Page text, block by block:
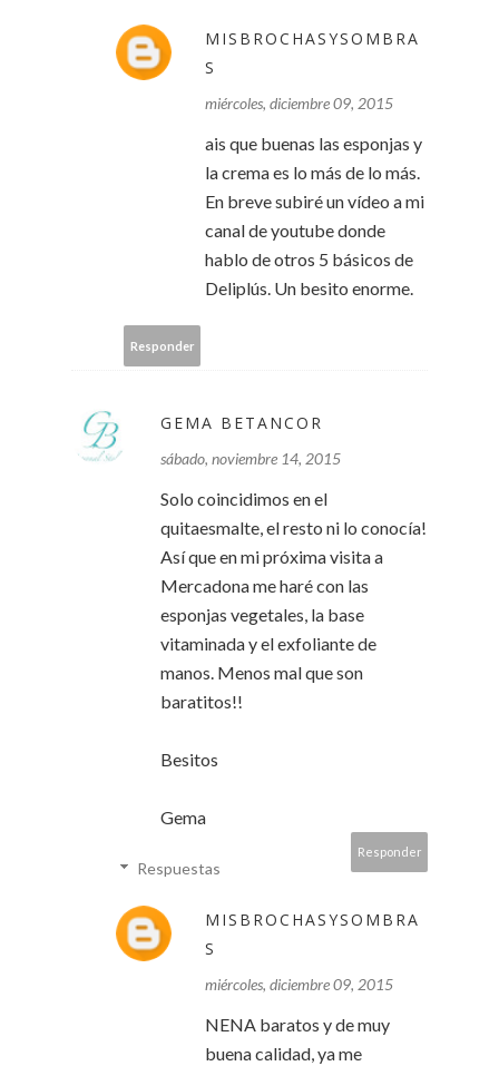
MISBROCHASYSOMBRA
S
miércoles, diciembre 09, 2015
ais que buenas las esponjas y
la crema es lo más de lo más.
En breve subiré un vídeo a mi
canal de youtube donde
hablo de otros 5 básicos de
Deliplús. Un besito enorme.
Responder
GEMA BETANCOR
sábado, noviembre 14, 2015
Solo coincidimos en el
quitaesmalte, el resto ni lo conocía!
Así que en mi próxima visita a
Mercadona me haré con las
esponjas vegetales, la base
vitaminada y el exfoliante de
manos. Menos mal que son
baratitos!!
Besitos
Gema
Responder
Respuestas
MISBROCHASYSOMBRA
S
miércoles, diciembre 09, 2015
NENA baratos y de muy
buena calidad, ya me